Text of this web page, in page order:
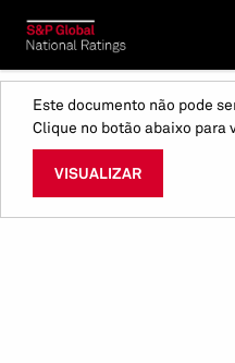
Este documento não pode
Clique no botão abaixo para
VISUALIZAR